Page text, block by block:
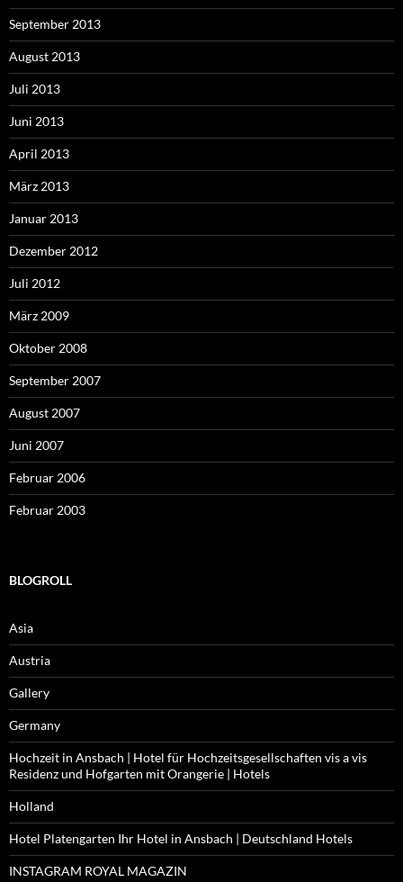
September 2013
August 2013
Juli 2013
Juni 2013
April 2013
März 2013
Januar 2013
Dezember 2012
Juli 2012
März 2009
Oktober 2008
September 2007
August 2007
Juni 2007
Februar 2006
Februar 2003
BLOGROLL
Asia
Austria
Gallery
Germany
Hochzeit in Ansbach | Hotel für Hochzeitsgesellschaften vis a vis
Residenz und Hofgarten mit Orangerie | Hotels
Holland
Hotel Platengarten Ihr Hotel in Ansbach | Deutschland Hotels
INSTAGRAM ROYAL MAGAZIN